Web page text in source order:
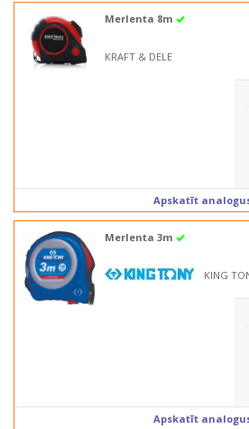
Merlenta 8m
KRAFT & DELE
Apskatīt
Merlenta 3m
KING
Apskatīt